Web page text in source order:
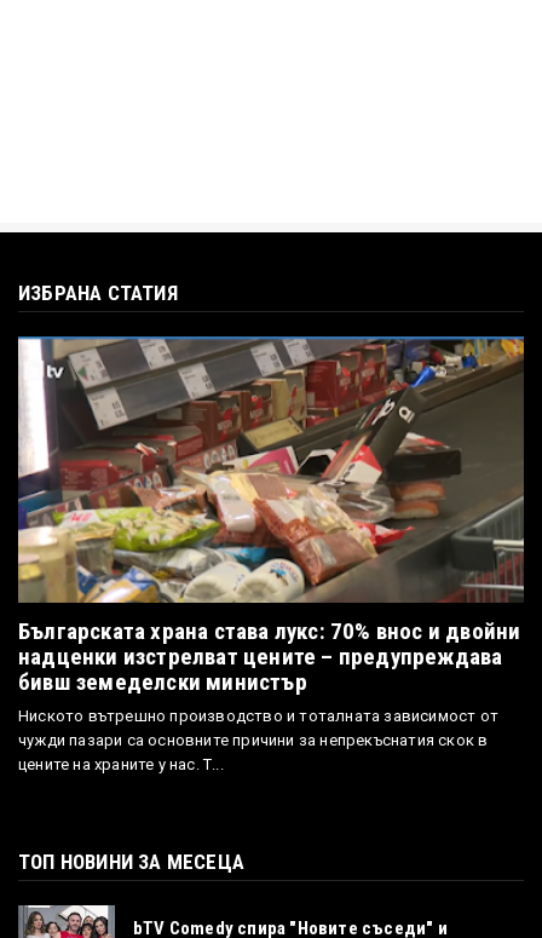
ИЗБРАНА СТАТИЯ
Българската храна става лукс: 70% внос и двойни
надценки изстрелват цените – предупреждава
бивш земеделски министър
Ниското вътрешно производство и тоталната зависимост от
чужди пазари са основните причини за непрекъснатия скок в
цените на храните у нас. Т...
ТОП НОВИНИ ЗА МЕСЕЦА
bTV Comedy спира "Новите съседи" и